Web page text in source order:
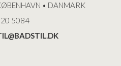
• DANMARK
5084